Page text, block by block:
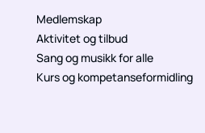
Medlemskap
Aktivitet og tilbud
Sang og musikk for alle
Kurs og kompetanseformidling